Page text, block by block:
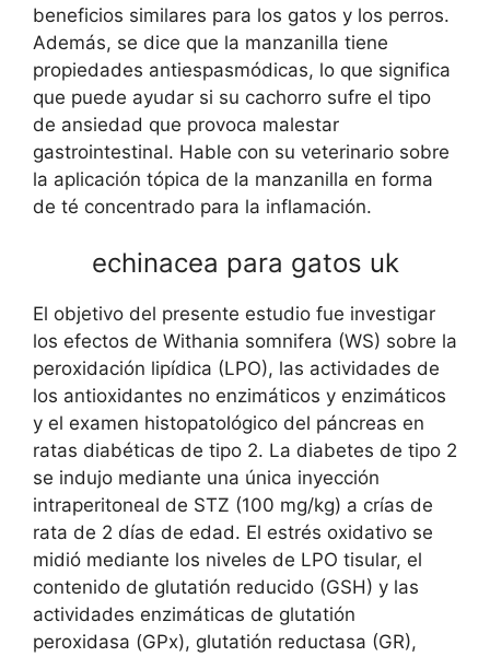
beneficios similares para los gatos y los perros.
Además, se dice que la manzanilla tiene
propiedades antiespasmódicas, lo que significa
que puede ayudar si su cachorro sufre el tipo
de ansiedad que provoca malestar
gastrointestinal. Hable con su veterinario sobre
la aplicación tópica de la manzanilla en forma
de té concentrado para la inflamación.
echinacea para gatos uk
El objetivo del presente estudio fue investigar
los efectos de Withania somnifera (WS) sobre la
peroxidación lipídica (LPO), las actividades de
los antioxidantes no enzimáticos y enzimáticos
y el examen histopatológico del páncreas en
ratas diabéticas de tipo 2. La diabetes de tipo 2
se indujo mediante una única inyección
intraperitoneal de STZ (100 mg/kg) a crías de
rata de 2 días de edad. El estrés oxidativo se
midió mediante los niveles de LPO tisular, el
contenido de glutatión reducido (GSH) y las
actividades enzimáticas de glutatión
peroxidasa (GPx), glutatión reductasa (GR),